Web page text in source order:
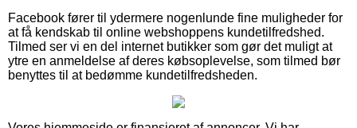
Facebook fører til ydermere nogenlunde fine muligheder for
at få kendskab til online webshoppens kundetilfredshed.
Tilmed ser vi en del internet butikker som gør det muligt at
ytre en anmeldelse af deres købsoplevelse, som tilmed bør
benyttes til at bedømme kundetilfredsheden.